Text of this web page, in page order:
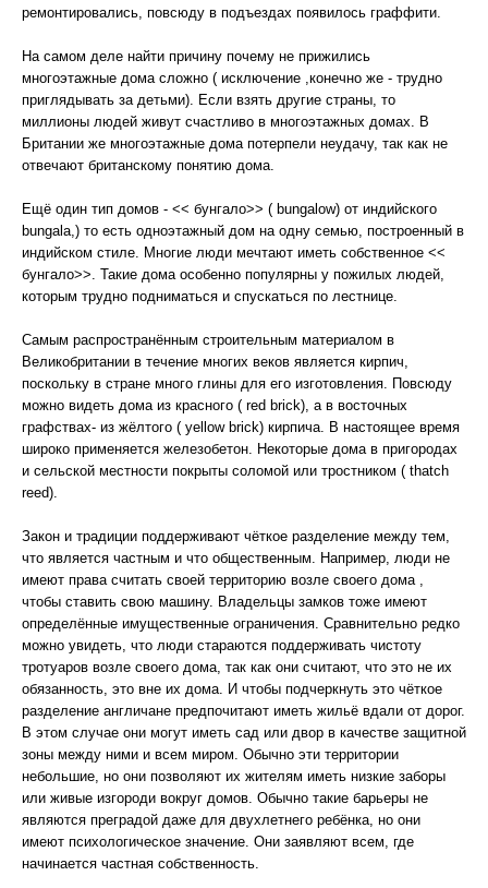
ремонтировались, повсюду в подъездах появилось граффити.
На самом деле найти причину почему не прижились
многоэтажные дома сложно ( исключение ,конечно же - трудно
приглядывать за детьми). Если взять другие страны, то
миллионы людей живут счастливо в многоэтажных домах. В
Британии же многоэтажные дома потерпели неудачу, так как не
отвечают британскому понятию дома.
Ещё один тип домов - << бунгало>> ( bungalow) от индийского
bungаla,) то есть одноэтажный дом на одну семью, построенный в
индийском стиле. Многие люди мечтают иметь собственное <<
бунгало>>. Такие дома особенно популярны у пожилых людей,
которым трудно подниматься и спускаться по лестнице.
Самым распространённым строительным материалом в
Великобритании в течение многих веков является кирпич,
поскольку в стране много глины для его изготовления. Повсюду
можно видеть дома из красного ( red brick), а в восточных
графствах- из жёлтого ( yellow brick) кирпича. В настоящее время
широко применяется железобетон. Некоторые дома в пригородах
и сельской местности покрыты соломой или тростником ( thatch
reed).
Закон и традиции поддерживают чёткое разделение между тем,
что является частным и что общественным. Например, люди не
имеют права считать своей территорию возле своего дома ,
чтобы ставить свою машину. Владельцы замков тоже имеют
определённые имущественные ограничения. Сравнительно редко
можно увидеть, что люди стараются поддерживать чистоту
тротуаров возле своего дома, так как они считают, что это не их
обязанность, это вне их дома. И чтобы подчеркнуть это чёткое
разделение англичане предпочитают иметь жильё вдали от дорог.
В этом случае они могут иметь сад или двор в качестве защитной
зоны между ними и всем миром. Обычно эти территории
небольшие, но они позволяют их жителям иметь низкие заборы
или живые изгороди вокруг домов. Обычно такие барьеры не
являются преградой даже для двухлетнего ребёнка, но они
имеют психологическое значение. Они заявляют всем, где
начинается частная собственность.